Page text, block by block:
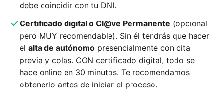
debe coincidir con tu DNI.
Certificado digital o Cl@ve Permanente (opcional
pero MUY recomendable). Sin él tendrás que hacer
el alta de autónomo presencialmente con cita
previa y colas. CON certificado digital, todo se
hace online en 30 minutos. Te recomendamos
obtenerlo antes de iniciar el proceso.